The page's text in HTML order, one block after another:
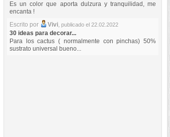
Es un color que aporta dulzura y tranquilidad, me
encanta !
Escrito por
Vivi, publicado el 22.02.2022
30 ideas para decorar...
Para los cactus ( normalmente con pinchas) 50%
sustrato universal bueno...